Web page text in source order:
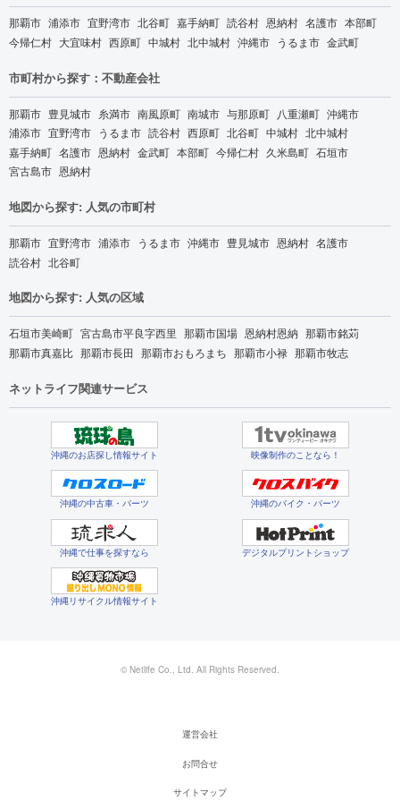
那覇市 浦添市 宜野湾市 北谷町 嘉手納町 読谷村 恩納村 名護市 本部町
今帰仁村 大宜味村 西原町 中城村 北中城村 沖縄市 うるま市 金武町
市町村から探す：不動産会社
那覇市 豊見城市 糸満市 南風原町 南城市 与那原町 八重瀬町 沖縄市
浦添市 宜野湾市 うるま市 読谷村 西原町 北谷町 中城村 北中城村
嘉手納町 名護市 恩納村 金武町 本部町 今帰仁村 久米島町 石垣市
宮古島市 恩納村
地図から探す: 人気の市町村
那覇市 宜野湾市 浦添市 うるま市 沖縄市 豊見城市 恩納村 名護市
読谷村 北谷町
地図から探す: 人気の区域
石垣市美崎町 宮古島市平良字西里 那覇市国場 恩納村恩納 那覇市銘苅
那覇市真嘉比 那覇市長田 那覇市おもろまち 那覇市小禄 那覇市牧志
ネットライフ関連サービス
沖縄のお店探し情報サイト 映像制作のことなら！
沖縄の中古車・パーツ 沖縄のバイク・パーツ
沖縄で仕事を探すなら デジタルプリントショップ
沖縄リサイクル情報サイト
© Netlife Co., Ltd. All Rights Reserved.
運営会社
お問合せ
サイトマップ